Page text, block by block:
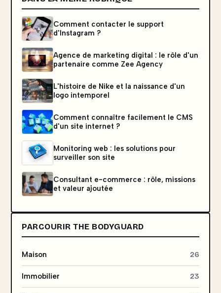
Comment contacter le support
d'Instagram ?
Agence de marketing digital : le rôle d'un
partenaire comme Zee Agency
L'histoire de Nike et la naissance d'un
logo intemporel
Comment connaître facilement le CMS
d'un site internet ?
Monitoring web : les solutions pour
surveiller son site
Consultant e-commerce : rôle, missions
et valeur ajoutée
PARCOURIR THE BODYGUARD
Maison 26
Immobilier 23